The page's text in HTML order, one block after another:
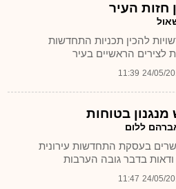
חזות העיר
להכין תכניות התחדשות
לצירים הראשיים בעיר
24/05/
11:39
מנגנון בטוחות
ללום
בעסקת התחדשות עירונית
ודאות בדבר גובה הערבות
24/05/
11:47